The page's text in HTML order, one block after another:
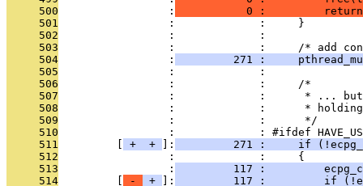
     500
                 :
0 :
     501
                 :             :     }
     502
                 :             :
     503
:             :     /* add
     504
                 :
271 :
     505
                 :             :
     506
                 :             :     /*
     507
:             :      * ...
     508
:             :      *
     509
                 :             :      */
     510
:             : #ifdef
     511
+ + ]:
271 :     if
     512
                 :             :     {
     513
                 :
117 :
     514
- + ]:
117 :         if